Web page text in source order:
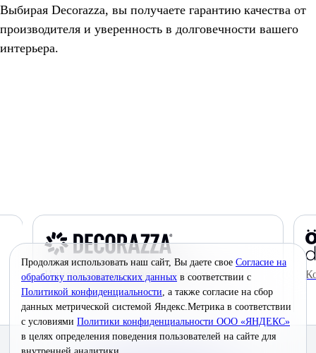
Выбирая Decorazza, вы получаете гарантию качества от
производителя и уверенность в долговечности вашего
интерьера.
Инновационные краски премиум-класса
© 2026 Interra Deco Group
Продолжая использовать наш сайт, Вы даете свое Согласие на
обработку пользовательских данных в соответствии с
Политикой конфиденциальности, а также согласие на сбор
данных метрической системой Яндекс.Метрика в соответствии
с условиями Политики конфиденциальности ООО «ЯНДЕКС»
в целях определения поведения пользователей на сайте для